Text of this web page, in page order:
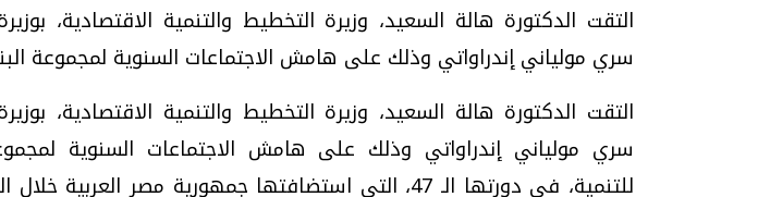
التقت الدكتورة هالة السعيد، وزيرة التخطيط والتنمية الاقتصادية،
سري مولياني إندراواتي وذلك على هامش الاجتماعات السنوية لمجموعة
التقت الدكتورة هالة السعيد، وزيرة التخطيط والتنمية الاقتصادية،
سري مولياني إندراواتي وذلك على هامش الاجتماعات السنوية
للتنمية، في دورتها الـ 47، التي استضافتها جمهورية مصر
دليلك فيديو.. الإعلام الرقمي.. تقنيات واعدة موجات الطقس الساخنة.. لماذا تحدث وكيف